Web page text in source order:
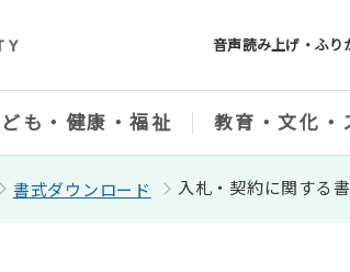
音声読み上げ・ふ
も・健康・福祉 教育・文化・
書式ダウンロード 入札・契約に関する